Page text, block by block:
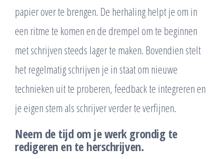
papier over te brengen. De herhaling helpt je om in
een ritme te komen en de drempel om te beginnen
met schrijven steeds lager te maken. Bovendien stelt
het regelmatig schrijven je in staat om nieuwe
technieken uit te proberen, feedback te integreren en
je eigen stem als schrijver verder te verfijnen.
Neem de tijd om je werk grondig te
redigeren en te herschrijven.